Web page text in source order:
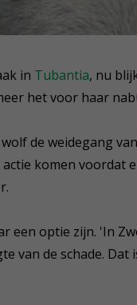
in Tubantia, nu
het voor haar
de weidegang
komen
een optie zijn. 'In
van de schade. Dat